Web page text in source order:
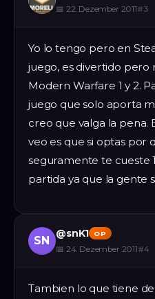
📅 22. Dezember 2011#3
Yo lo tengo pero en
juego, es divertido pero
Modern Warfare 1 y 2.
juego que solo aporta
creo que valga la pena.
veo es que si optas por
seguramente te cueste
partida ya que la gente
SN
@snK1 OP
📅 24. Dezember 2011#4
Tambien lo que tiene